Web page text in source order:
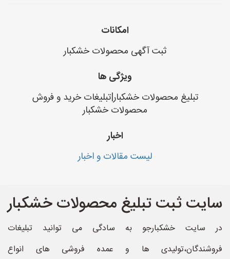
امکانات
ثبت آگهی محصولات خشکبار
ویژگی ها
تبلیغ محصولات خشکبار|تبلیغات خرید و فروش
محصولات خشکبار
اخبار
لیست مقالات و اخبار
سایت ثبت تبلیغ محصولات خشکبار
در سایت خشکبارجو به سادگی می توانید تبلیغات
فروشندگان،تولیدی ها و عمده فروشی های انواع